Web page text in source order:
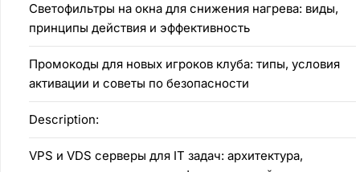
Светофильтры на окна для снижения нагрева: виды,
принципы действия и эффективность
Промокоды для новых игроков клуба: типы, условия
активации и советы по безопасности
Description:
VPS и VDS серверы для IT задач: архитектура,